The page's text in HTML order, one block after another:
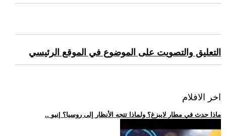
التعليق والتصويت على الموضوع في الموقع الرئيسي
اخر الافلام
.. ماذا حدث في مطار لايبزغ؟ ولماذا تتجه الأنظار إلى روسيا؟ |نيو